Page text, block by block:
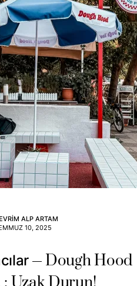
ALP ARTAM
10, 2025
Dough Hood